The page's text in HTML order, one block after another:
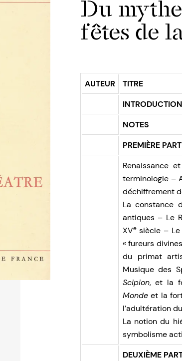
Du
fêtes de
AUTEUR TITRE
INTRODUCTION
NOTES
PREMIÈRE
Renaissance
terminologie –
déchiffrement
La constance
antiques – Le
XVesiècle – Le
« fureurs
du primat
Musique des
Scipion, et la
Mondeet la
l’adultération
La notion du
symbolisme
DEUXIÈME